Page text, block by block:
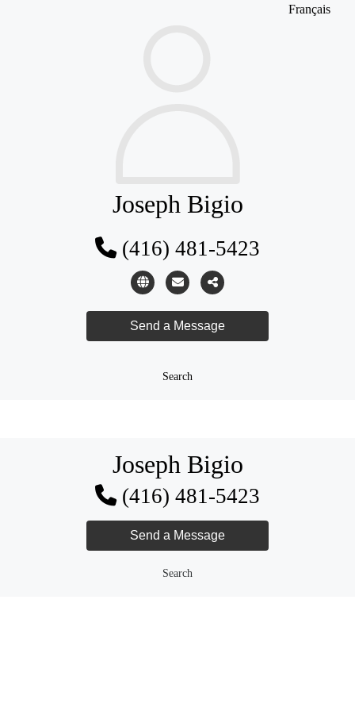
Français
Joseph Bigio
(416) 481-5423
Search
Joseph Bigio
(416) 481-5423
Search